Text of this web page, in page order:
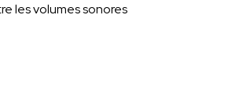
les volumes sonores